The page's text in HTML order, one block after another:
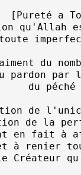
[Pureté a
qu'Allah
toute
du
pardon par
du péché
de
de la
en fait à
à renier
Créateur